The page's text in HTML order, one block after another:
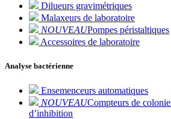
Dilueurs gravimétriques
Malaxeurs de laboratoire
NOUVEAUPompes péristaltiques
Accessoires de laboratoire
Analyse bactérienne
Ensemenceurs automatiques
NOUVEAUCompteurs de
d’inhibition